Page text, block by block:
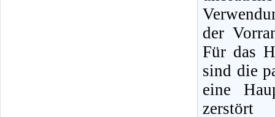
der
Für das
sind die
eine